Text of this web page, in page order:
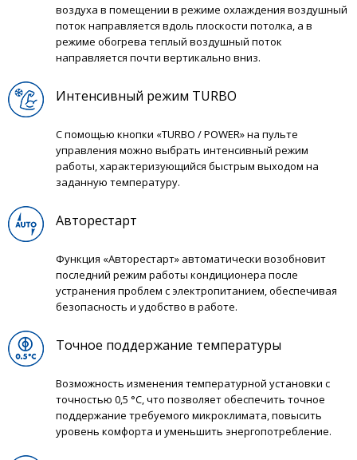
воздуха в помещении в режиме охлаждения воздушный
поток направляется вдоль плоскости потолка, а в
режиме обогрева теплый воздушный поток
направляется почти вертикально вниз.
Интенсивный режим TURBO
С помощью кнопки «TURBO / POWER» на пульте
управления можно выбрать интенсивный режим
работы, характеризующийся быстрым выходом на
заданную температуру.
Авторестарт
Функция «Авторестарт» автоматически возобновит
последний режим работы кондиционера после
устранения проблем с электропитанием, обеспечивая
безопасность и удобство в работе.
Точное поддержание температуры
Возможность изменения температурной установки с
точностью 0,5 °С, что позволяет обеспечить точное
поддержание требуемого микроклимата, повысить
уровень комфорта и уменьшить энергопотребление.